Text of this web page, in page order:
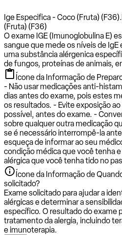
Ige Especifica - Coco (Fruta) (F36).
(Fruta) (F36)
O exame IGE (Imunoglobulina E)
sangue que mede os níveis de
uma substância alérgenica
de fungos, proteínas de animais,
Ícone da Informação de
- Não usar medicações anti-
dias antes do exame, pois estes
os resultados. - Evite exposição
possível, antes do exame. -
sobre qualquer outra medicação
se é necessário interrompê-la
esqueça de informar ao seu
condição médica que você tenha
alérgica que você tenha tido no
Ícone da Informação de
solicitado?
Exame solicitado para ajudar a
alérgicas e determinar a
específico. O resultado do exame
tratamento da alergia, incluindo
e imunoterapia.